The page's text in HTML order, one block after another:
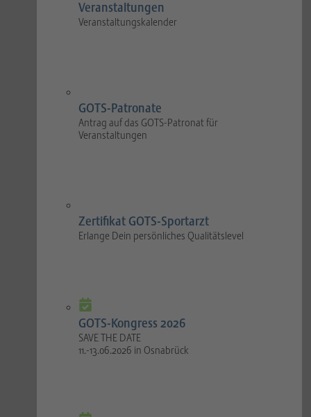
Veranstaltungen
Veranstaltungskalender
GOTS-Patronate
Antrag auf das GOTS-Patronat für
Veranstaltungen
Zertifikat GOTS-Sportarzt
Erlange Dein persönliches Qualitätslevel
GOTS-Kongress 2026
SAVE THE DATE
11.-13.06.2026 in Osnabrück